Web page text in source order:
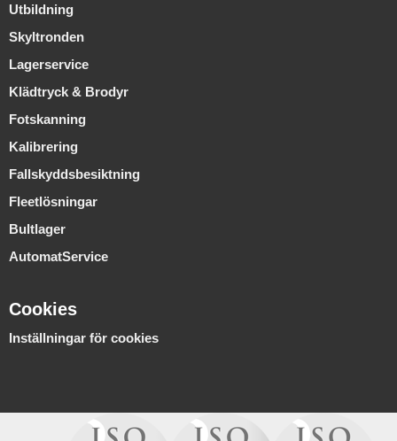
Utbildning
Skyltronden
Lagerservice
Klädtryck & Brodyr
Fotskanning
Kalibrering
Fallskyddsbesiktning
Fleetlösningar
Bultlager
AutomatService
Cookies
Inställningar för cookies